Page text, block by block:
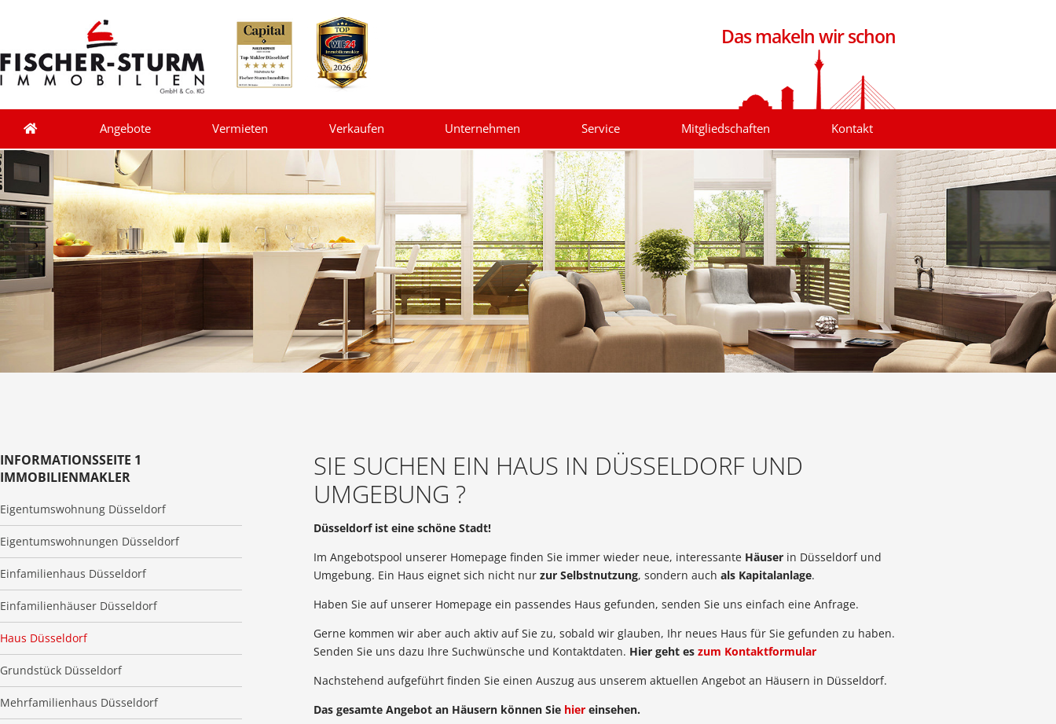
Das makeln wir schon
Angebote Vermieten Verkaufen Unternehmen Service Mitgliedschaften Kontakt
INFORMATIONSSEITE 1
IMMOBILIENMAKLER
Eigentumswohnung Düsseldorf
Eigentumswohnungen Düsseldorf
Einfamilienhaus Düsseldorf
Einfamilienhäuser Düsseldorf
Haus Düsseldorf
Grundstück Düsseldorf
Mehrfamilienhaus Düsseldorf
SIE SUCHEN EIN HAUS IN DÜSSELDORF UND
UMGEBUNG ?
Düsseldorf ist eine schöne Stadt!
Im Angebotspool unserer Homepage finden Sie immer wieder neue, interessante Häuserin Düsseldorf und
Umgebung. Ein Haus eignet sich nicht nur zur Selbstnutzung, sondern auch als Kapitalanlage.
Haben Sie auf unserer Homepage ein passendes Haus gefunden, senden Sie uns einfach eine Anfrage.
Gerne kommen wir aber auch aktiv auf Sie zu, sobald wir glauben, Ihr neues Haus für Sie gefunden zu haben.
Senden Sie uns dazu Ihre Suchwünsche und Kontaktdaten. Hier geht es zum Kontaktformular
Nachstehend aufgeführt finden Sie einen Auszug aus unserem aktuellen Angebot an Häusern in Düsseldorf.
Das gesamte Angebot an Häusern können Sie hiereinsehen.